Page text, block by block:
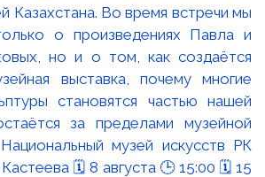
Казахстана. Во время встречи мы
о произведениях Павла и
но и о том, как создаётся
выставка, почему многие
становятся частью нашей
за пределами музейной
музей искусств РК
🗓 8 августа 🕒 15:00 🗓 15